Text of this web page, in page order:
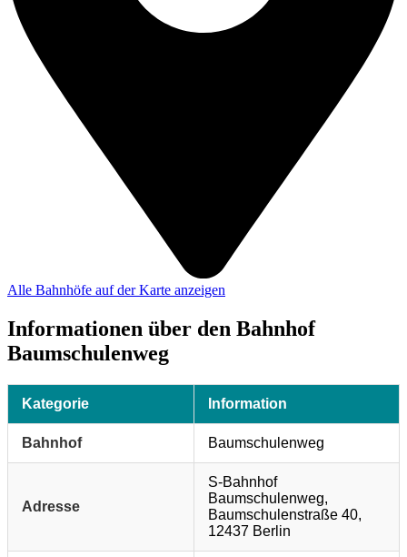
Alle Bahnhöfe auf der Karte anzeigen
Informationen über den Bahnhof
Baumschulenweg
Kategorie Information
Bahnhof Baumschulenweg
Adresse
S-Bahnhof
Baumschulenweg,
Baumschulenstraße 40,
12437 Berlin